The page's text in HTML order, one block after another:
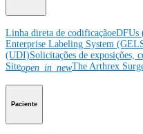
Linha direta de codificaçãoeDFUs
Enterprise Labeling System
(UDI)Solicitações de exposições,
Siteopen_in_newThe Arthrex
Paciente